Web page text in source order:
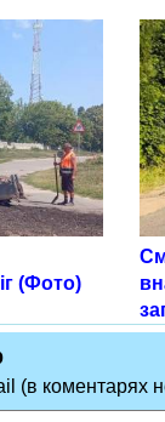
(Фото)
(в коментарях